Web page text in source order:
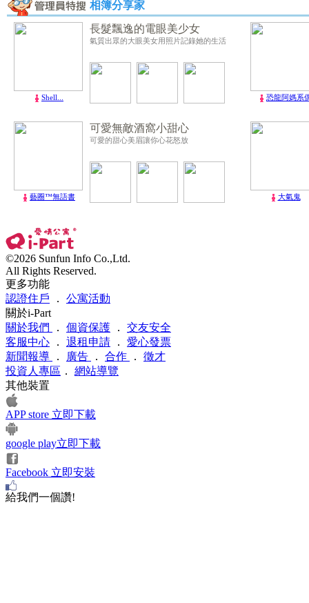
相簿分享家
Shell...
長髮飄逸的電眼美少女
氣質出眾的大眼美女用照片記錄她的生活
恐龍阿媽系
藝圈™無語書
可愛無敵酒窩小甜心
可愛的甜心美眉讓你心花怒放
大氣鬼
©2026 Sunfun Info Co.,Ltd.
All Rights Reserved.
更多功能
認證住戶 ． 公寓活動
關於i-Part
關於我們
． 個資保護 ． 交友安全
客服中心 ． 退租申請 ． 愛心發票
新聞報導
． 廣告 ． 合作 ． 徵才
投資人專區 ． 網站導覽
其他裝置
APP store 立即下載
google play立即下載
Facebook 立即安裝
給我們一個讚!